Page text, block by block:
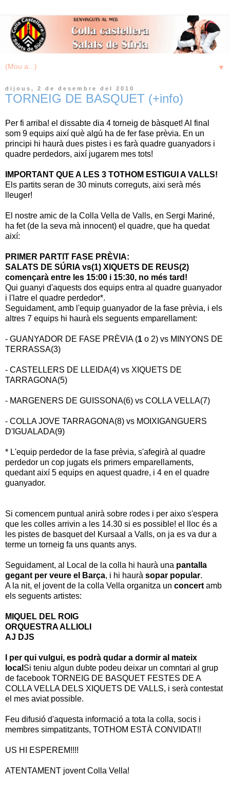
▼
dijous, 2 de desembre del 2010
TORNEIG DE BASQUET (+info)
Per fi arriba! el dissabte dia 4 torneig de bàsquet! Al final
som 9 equips així què algú ha de fer fase prèvia. En un
principi hi haurà dues pistes i es farà quadre guanyadors i
quadre perdedors, així jugarem mes tots!
IMPORTANT QUE A LES 3 TOTHOM ESTIGUI A VALLS!
Els partits seran de 30 minuts correguts, aixi serà més
lleuger!
El nostre amic de la Colla Vella de Valls, en Sergi Mariné,
ha fet (de la seva mà innocent) el quadre, que ha quedat
així:
PRIMER PARTIT FASE PRÈVIA:
SALATS DE SÚRIA vs(1) XIQUETS DE REUS(2)
començarà entre les 15:00 i 15:30, no més tard!
Qui guanyi d'aquests dos equips entra al quadre guanyador
i l'latre el quadre perdedor*.
Seguidament, amb l'equip guanyador de la fase prèvia, i els
altres 7 equips hi haurà els seguents emparellament:
- GUANYADOR DE FASE PRÈVIA (1 o 2) vs MINYONS DE
TERRASSA(3)
- CASTELLERS DE LLEIDA(4) vs XIQUETS DE
TARRAGONA(5)
- MARGENERS DE GUISSONA(6) vs COLLA VELLA(7)
- COLLA JOVE TARRAGONA(8) vs MOIXIGANGUERS
D'IGUALADA(9)
* L'equip perdedor de la fase prèvia, s'afegirà al quadre
perdedor un cop jugats els primers emparellaments,
quedant així 5 equips en aquest quadre, i 4 en el quadre
guanyador.
Si comencem puntual anirà sobre rodes i per aixo s'espera
que les colles arrivin a les 14.30 si es possible! el lloc és a
les pistes de basquet del Kursaal a Valls, on ja es va dur a
terme un torneig fa uns quants anys.
Seguidament, al Local de la colla hi haurà una pantalla
gegant per veure el Barça, i hi haurà sopar popular.
A la nit, el jovent de la colla Vella organitza un concert amb
els seguents artistes:
MIQUEL DEL ROIG
ORQUESTRA ALLIOLI
AJ DJS
I per qui vulgui, es podrà qudar a dormir al mateix
local Si teniu algun dubte podeu deixar un comntari al grup
de facebook TORNEIG DE BASQUET FESTES DE A
COLLA VELLA DELS XIQUETS DE VALLS, i serà contestat
el mes aviat possible.
Feu difusió d'aquesta informació a tota la colla, socis i
membres simpatitzants, TOTHOM ESTÀ CONVIDAT!!
US HI ESPEREM!!!!
ATENTAMENT jovent Colla Vella!